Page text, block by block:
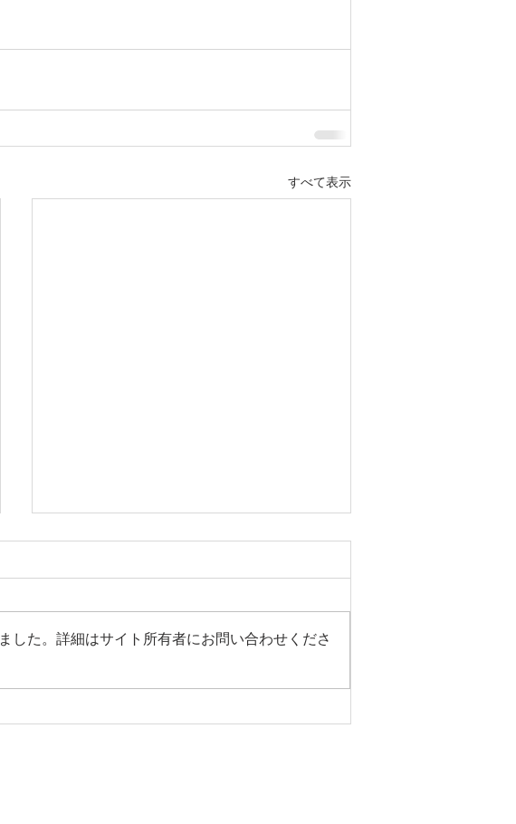
すべて表示
8月1日（土）はご当地グルメの日で
した。詳細はサイト所有者にお問い合わせくださ